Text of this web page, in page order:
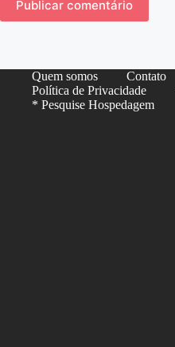
Publicar comentário
Quem somos Contato
Política de Privacidade
* Pesquise Hospedagem